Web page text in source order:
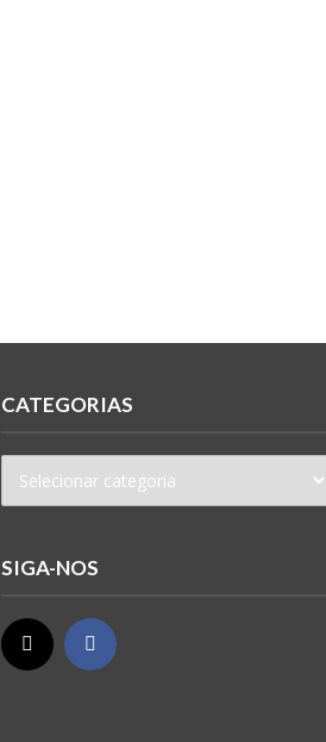
CATEGORIAS
SIGA-NOS